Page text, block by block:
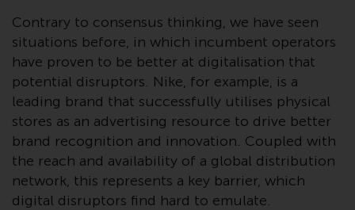
Unternehmen die
Angemessenheit, Genauigkeit
oder Vollständigkeit dieser
Informationen und übernehmen
keine Haftung, die sich aus dem
Vertrauen auf Ungenauigkeiten,
Auslassung in, oder Verwendung
von oder Vertrauen auf die
Informationen auf dieser Website
ergibt.
Contrary to consensus thinking, we have seen
situations before, in which incumbent operators
have proven to be better at digitalisation that
potential disruptors. Nike, for example, is a
leading brand that successfully utilises physical
stores as an advertising resource to drive better
brand recognition and innovation. Coupled with
the reach and availability of a global distribution
network, this represents a key barrier, which
digital disruptors find hard to emulate.